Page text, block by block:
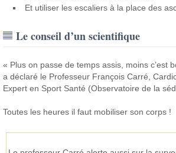
Et utiliser les escaliers à la place des
Le conseil d’un scientifique
« Plus on passe de temps assis, moins c’est
a déclaré le Professeur François Carré,
Expert en Sport Santé (Observatoire de la
Toutes les heures il faut mobiliser son corps !